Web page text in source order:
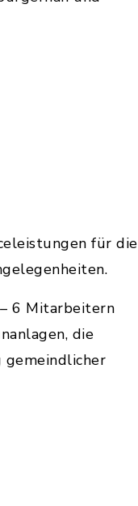
für die
6 Mitarbeitern
die